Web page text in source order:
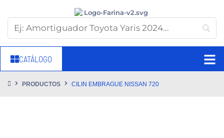
CATÁLOGO
PRODUCTOS CILIN EMBRAGUE NISSAN 720